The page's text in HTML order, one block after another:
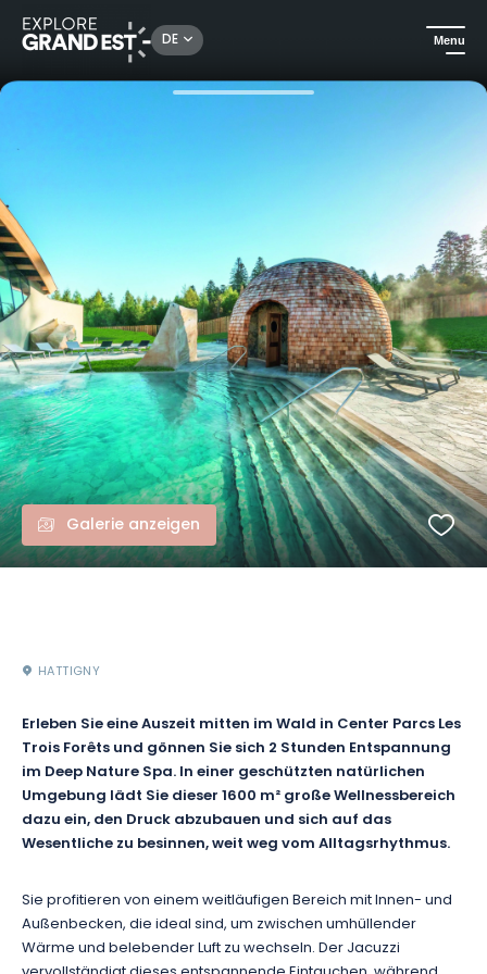
DE Menu
Sehenswertes in der Region Grand Est Wellness-Exkursion im Deep Nature Spa
Galerie anzeigen
HATTIGNY
Erleben Sie eine Auszeit mitten im Wald in Center Parcs Les
Trois Forêts und gönnen Sie sich 2 Stunden Entspannung
im Deep Nature Spa. In einer geschützten natürlichen
Umgebung lädt Sie dieser 1600 m² große Wellnessbereich
dazu ein, den Druck abzubauen und sich auf das
Wesentliche zu besinnen, weit weg vom Alltagsrhythmus.
Sie profitieren von einem weitläufigen Bereich mit Innen- und
Außenbecken, die ideal sind, um zwischen umhüllender
Wärme und belebender Luft zu wechseln. Der Jacuzzi